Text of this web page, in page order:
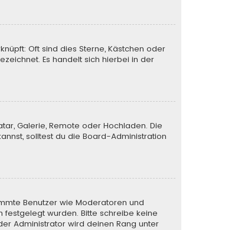
Oft sind dies Sterne, Kästchen oder
Es handelt sich hierbei in der
Galerie, Remote oder Hochladen. Die
solltest du die Board-Administration
Benutzer wie Moderatoren und
wurden. Bitte schreibe keine
Administrator wird deinen Rang unter